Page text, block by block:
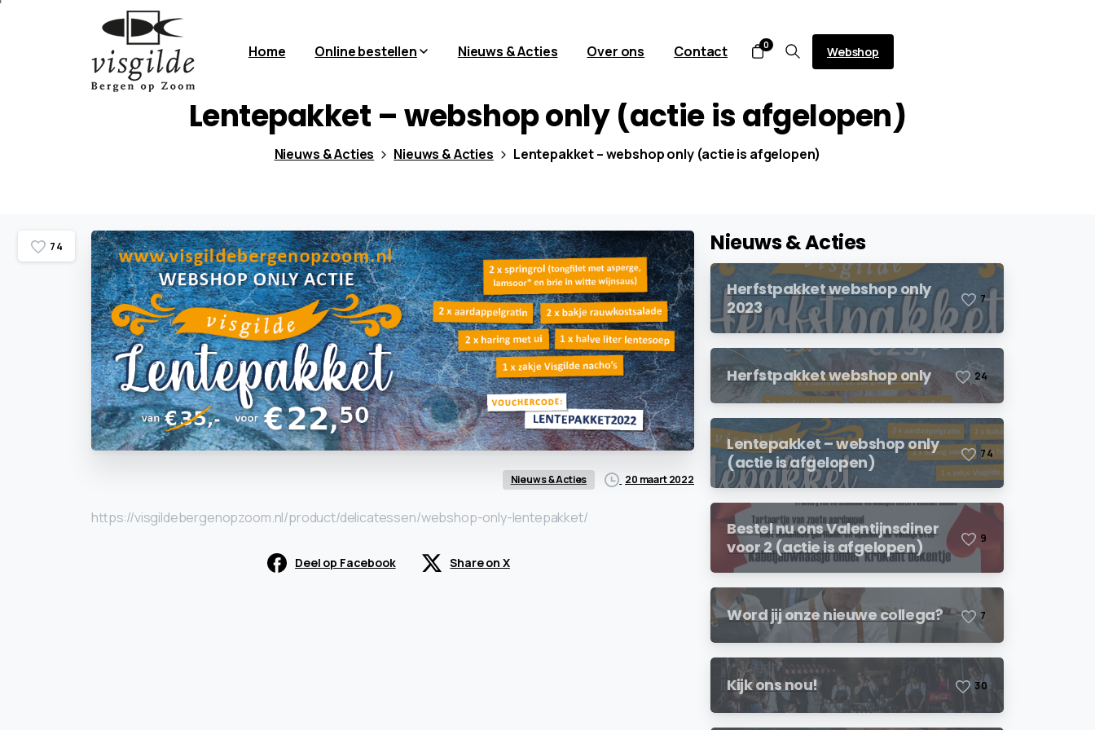
Home Online bestellen Nieuws & Acties Over ons Contact 0 Webshop
Lentepakket –webshoponly (actieisafgelopen)
Nieuws & Acties Nieuws & Acties Lentepakket – webshop only (actie is afgelopen)
Nieuws & Acties 20 maart 2022
https://visgildebergenopzoom.nl/product/delicatessen/webshop-only-lentepakket/
74
Deel op Facebook Share on X
Nieuws & Acties
Herfstpakket webshop only
2023
7
Herfstpakket webshop only 24
Lentepakket – webshop only
(actie is afgelopen)
74
Bestel nu ons Valentijnsdiner
voor 2 (actie is afgelopen)
9
Word jij onze nieuwe collega? 7
Kijk ons nou! 30